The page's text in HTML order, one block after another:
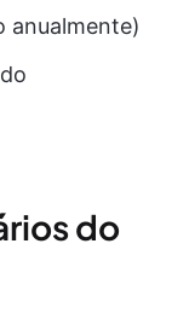
anualmente)
do